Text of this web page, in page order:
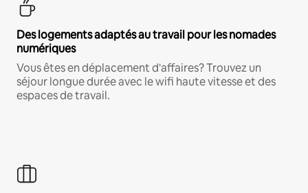
Des logements adaptés au travail pour les nomades
numériques
Vous êtes en déplacement d'affaires? Trouvez un
séjour longue durée avec le wifi haute vitesse et des
espaces de travail.